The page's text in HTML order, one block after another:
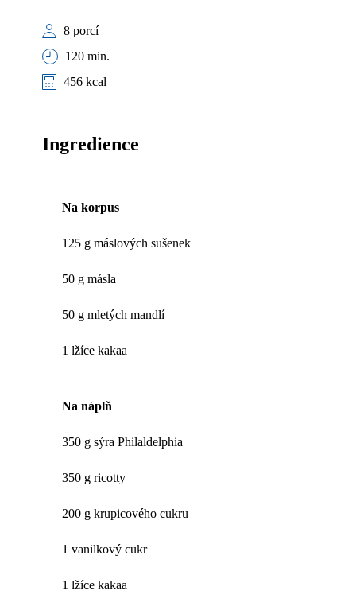
8 porcí
120 min.
456 kcal
Ingredience
Na korpus
125 g máslových sušenek
50 g másla
50 g mletých mandlí
1 lžíce kakaa
Na náplň
350 g sýra Philaldelphia
350 g ricotty
200 g krupicového cukru
1 vanilkový cukr
1 lžíce kakaa